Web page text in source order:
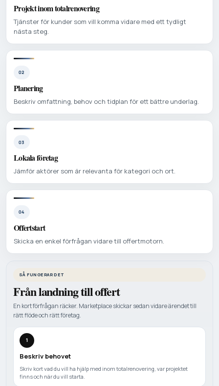
Projekt inom totalrenovering
Tjänster för kunder som vill komma vidare med ett tydligt
nästa steg.
02
Planering
Beskriv omfattning, behov och tidplan för ett bättre underlag.
03
Lokala företag
Jämför aktörer som är relevanta för kategori och ort.
04
Offertstart
Skicka en enkel förfrågan vidare till offertmotorn.
SÅ FUNGERAR DET
Från landning till offert
En kort förfrågan räcker. Marketplace skickar sedan vidare ärendet till
rätt flöde och rätt företag.
1
Beskriv behovet
Skriv kort vad du vill ha hjälp med inom totalrenovering, var projektet
finns och när du vill starta.